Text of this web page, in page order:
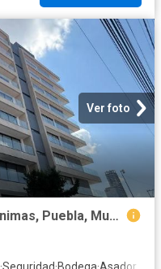
Ver foto
Departamento en renta Las Ánimas, Puebla, Municipio De Puebla